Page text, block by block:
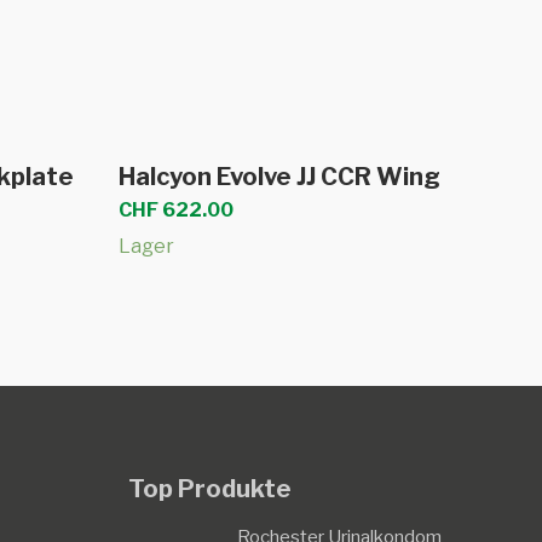
In den Warenkorb
Halcyon Evolve JJ CCR Wing
CHF 622.00
Lager
Top Produkte
Rochester Urinalkondom